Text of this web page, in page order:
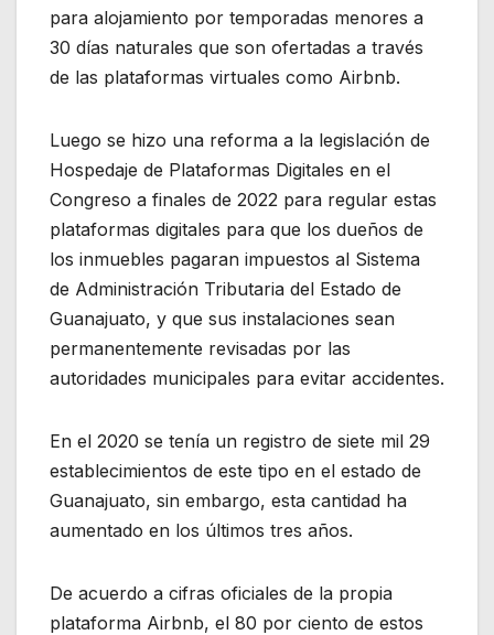
para alojamiento por temporadas menores a
30 días naturales que son ofertadas a través
de las plataformas virtuales como Airbnb.
Luego se hizo una reforma a la legislación de
Hospedaje de Plataformas Digitales en el
Congreso a finales de 2022 para regular estas
plataformas digitales para que los dueños de
los inmuebles pagaran impuestos al Sistema
de Administración Tributaria del Estado de
Guanajuato, y que sus instalaciones sean
permanentemente revisadas por las
autoridades municipales para evitar accidentes.
En el 2020 se tenía un registro de siete mil 29
establecimientos de este tipo en el estado de
Guanajuato, sin embargo, esta cantidad ha
aumentado en los últimos tres años.
De acuerdo a cifras oficiales de la propia
plataforma Airbnb, el 80 por ciento de estos